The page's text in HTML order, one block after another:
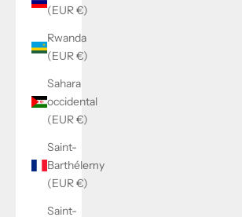
(EUR €)
Rwanda
(EUR €)
Sahara
occidental
(EUR €)
Saint-
Barthélemy
(EUR €)
Saint-